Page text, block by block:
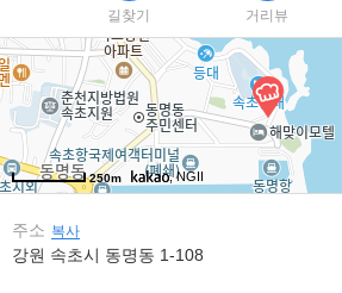
길찾기 거리뷰
250m , NGII
주소 복사
강원 속초시 동명동 1-108